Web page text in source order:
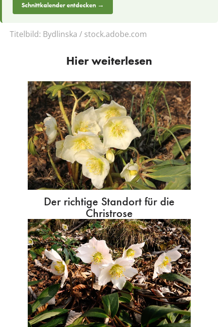
Schnittkalender entdecken →
Titelbild: Bydlinska / stock.adobe.com
Hier weiterlesen
Der richtige Standort für die
Christrose